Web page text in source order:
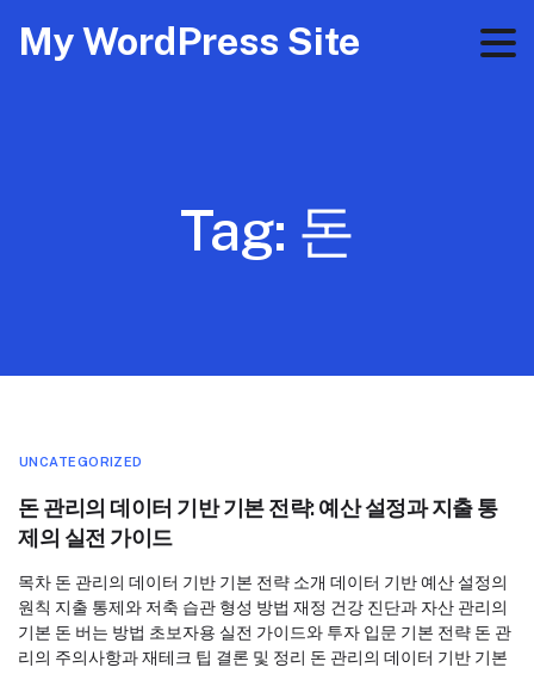
My WordPress Site
Tag: 돈
UNCATEGORIZED
돈 관리의 데이터 기반 기본 전략: 예산 설정과 지출 통
제의 실전 가이드
목차 돈 관리의 데이터 기반 기본 전략 소개 데이터 기반 예산 설정의
원칙 지출 통제와 저축 습관 형성 방법 재정 건강 진단과 자산 관리의
기본 돈 버는 방법 초보자용 실전 가이드와 투자 입문 기본 전략 돈 관
리의 주의사항과 재테크 팁 결론 및 정리 돈 관리의 데이터 기반 기본